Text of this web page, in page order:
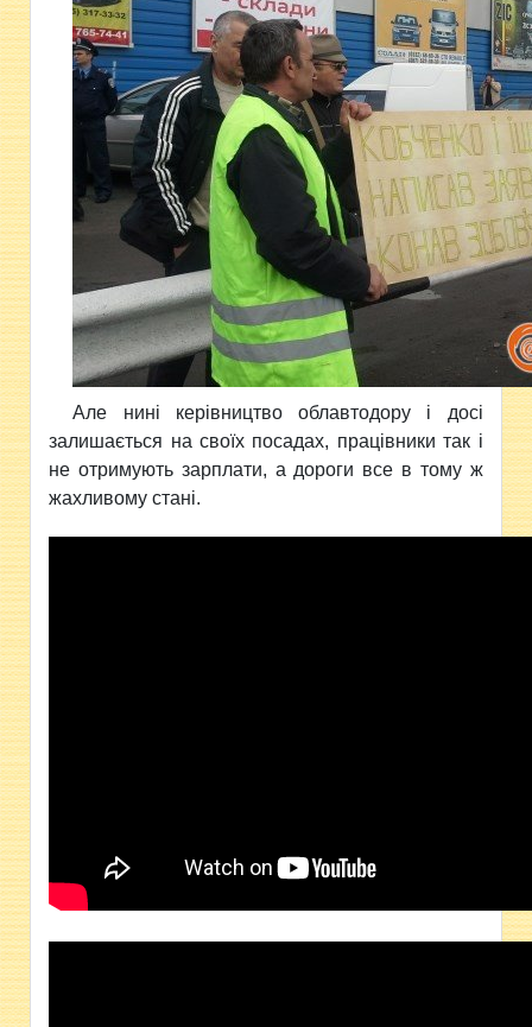
Але нині керівництво облавтодору і досі
залишається на своїх посадах, працівники так і
не отримують зарплати, а дороги все в тому ж
жахливому стані.